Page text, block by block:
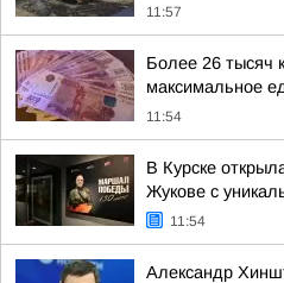
11:57
Более 26 тысяч
максимальное
11:54
В Курске
Жукове с
11:54
Александр